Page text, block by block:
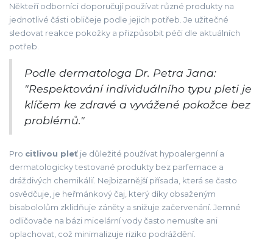
Někteří odborníci doporučují používat různé produkty na
jednotlivé části obličeje podle jejich potřeb. Je užitečné
sledovat reakce pokožky a přizpůsobit péči dle aktuálních
potřeb.
Podle dermatologa Dr. Petra Jana:
"Respektování individuálního typu pleti je
klíčem ke zdravé a vyvážené pokožce bez
problémů."
Pro citlivou pleť je důležité používat hypoalergenní a
dermatologicky testované produkty bez parfemace a
dráždivých chemikálií. Nejbizarnější přísada, která se často
osvědčuje, je heřmánkový čaj, který díky obsaženým
bisabololům zklidňuje záněty a snižuje začervenání. Jemné
odličovače na bázi micelární vody často nemusíte ani
oplachovat, což minimalizuje riziko podráždění.